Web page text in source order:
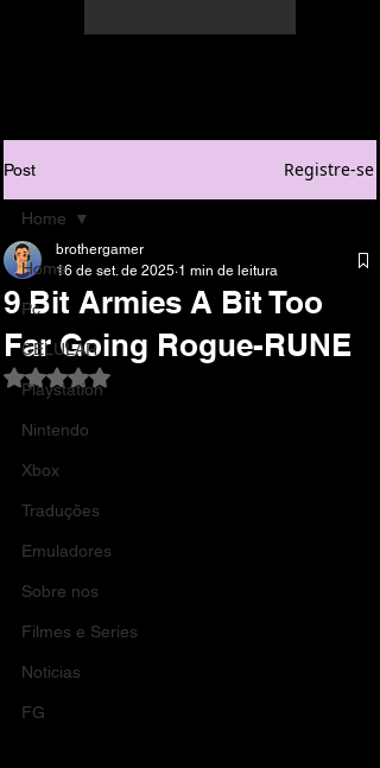
Post Registre-se
Home
Pc
CELULAR
Playstation
Nintendo
Xbox
Traduções
Emuladores
Sobre nos
Filmes e Series
Noticias
FG
Home
9 Bit Armies A Bit Too
Far Going Rogue-RUNE
brothergamer
16 de set. de 2025 1 min de leitura
Avaliado com NaN de 5 estrelas.